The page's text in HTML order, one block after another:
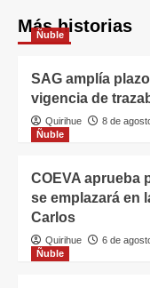
Más historias
Ñuble
SAG amplía
vigencia de
Quirihue 8 de
Ñuble
COEVA aprueba
se emplazará en
Carlos
Quirihue 6 de
Ñuble